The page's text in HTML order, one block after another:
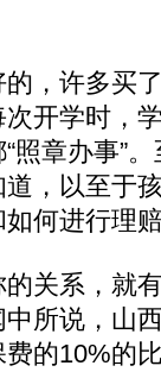
许多买了
开学时，
照章办事”
，以至于
何进行理
系，就有
所说，山
的10%的